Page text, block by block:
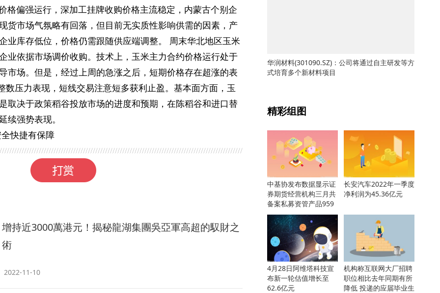
格偏强运行，深加工挂牌收购价格主流稳定，内蒙古个别企
货市场气氛略有回落，但目前无实质性影响供需的因素，产
业库存低位，价格仍需跟随供应端调整。 周末华北地区玉米
业依据市场调价收购。技术上，玉米主力合约价格运行处于
市场。但是，经过上周的急涨之后，短期价格存在超涨的表
数压力表现，短线交易注意短多获利止盈。基本面方面，玉
取决于政策稻谷投放市场的进度和预期，在陈稻谷和进口替
续强势表现。
快捷有保障
增持近3000萬港元！揭秘龍湖集團吳亞軍高超的馭財之
術
2022-11-10
华润材料(301090.SZ)：公司将通过自主研发等方
式培育多个新材料项目
精彩组图
中基协发布数据显示证
券期货经营机构三月共
备案私募资管产品959
只
长安汽车2022年一季度
净利润为45.36亿元
4月28日阿维塔科技宣
布新一轮估值增长至
62.6亿元
机构称互联网大厂招聘
职位相比去年同期有所
降低 投递的应届毕业生